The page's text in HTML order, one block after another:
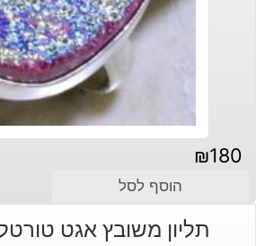
₪180
הוסף לסל
תליון משובץ אגט טורטלה